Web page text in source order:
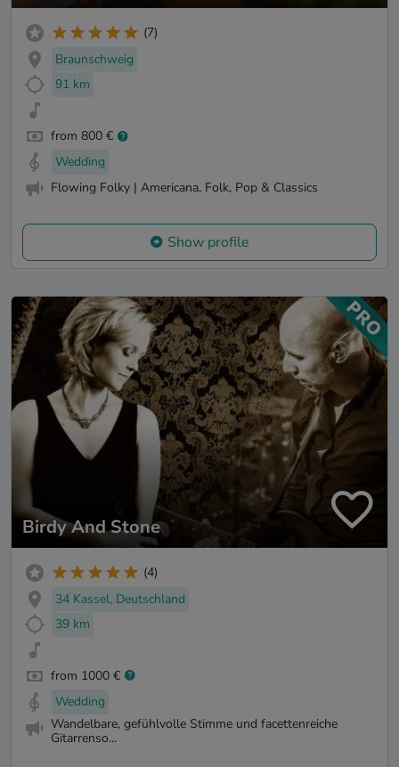
(7)
Braunschweig
91 km
from 800 €
Wedding
Flowing Folky | Americana, Folk, Pop & Classics
Show profile
Birdy And Stone
(4)
34 Kassel, Deutschland
39 km
from 1000 €
Wedding
Wandelbare, gefühlvolle Stimme und facettenreiche
Gitarrenso...